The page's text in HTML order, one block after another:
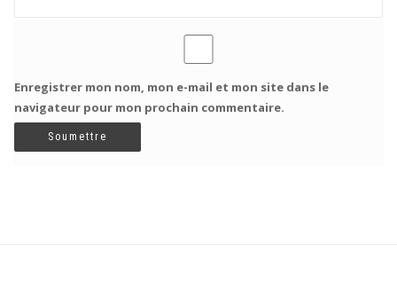
Enregistrer mon nom, mon e-mail et mon site dans le
navigateur pour mon prochain commentaire.